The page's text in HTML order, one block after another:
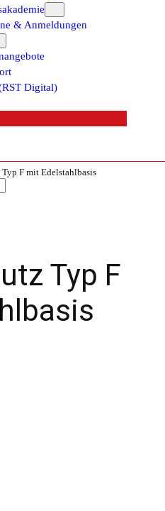
& Anmeldungen
Digital)
F mit Edelstahlbasis
Typ F